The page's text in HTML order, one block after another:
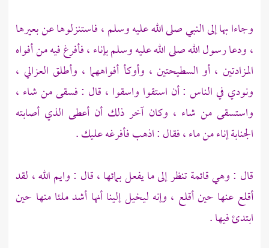
وجاءا بها إلى النبي صلى الله عليه وسلم ، فاستنزلوها عن بعيرها
، ودعا رسول الله صلى الله عليه وسلم بإناء ، فأفرغ فيه من أفواه
المزادتين ، أو السطيحتين ، وأوكأ أفواههما ، وأطلق العزالي ،
ونودي في الناس : أن استقوا واسقوا ، قال : فسقى من شاء ،
واستسقى من شاء ، وكان آخر ذلك أن أعطى الذي أصابته
الجنابة إناء من ماء ، فقال : اذهب فأفرغه عليك .
قال : وهي قائمة تنظر إلى ما يفعل بمائها ، قال : وايم الله ، لقد
أقلع عنها حين أقلع ، وإنه ليخيل إلينا أنها أشد ملئا منها حين
ابتدئ فيها .